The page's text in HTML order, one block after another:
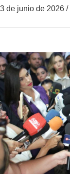
3 de junio de 2026 /